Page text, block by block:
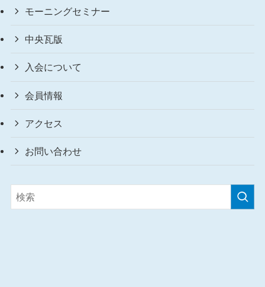
モーニングセミナー
中央瓦版
入会について
会員情報
アクセス
お問い合わせ